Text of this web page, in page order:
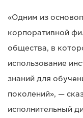
«Одним из
корпоративной
общества, в
использование
знаний для
поколений», —
исполнительный